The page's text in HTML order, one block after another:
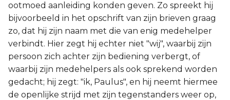
ootmoed aanleiding konden geven. Zo spreekt hij
bijvoorbeeld in het opschrift van zijn brieven graag
zo, dat hij zijn naam met die van enig medehelper
verbindt. Hier zegt hij echter niet "wij", waarbij zijn
persoon zich achter zijn bediening verbergt, of
waarbij zijn medehelpers als ook sprekend worden
gedacht; hij zegt: "ik, Paulus", en hij neemt hiermee
de openlijke strijd met zijn tegenstanders weer op,